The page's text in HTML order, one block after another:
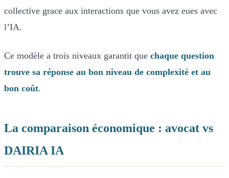
collective grace aux interactions que vous avez eues avec
l’IA.
Ce modèle a trois niveaux garantit que chaque question
trouve sa réponse au bon niveau de complexité et au
bon coût.
La comparaison économique : avocat vs
DAIRIA IA